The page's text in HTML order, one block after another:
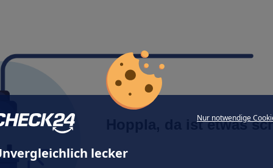
Nur notwendige
lecker
Hoppla, da ist etwas